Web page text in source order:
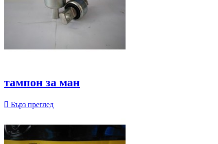
тампон за ман
 Бърз преглед